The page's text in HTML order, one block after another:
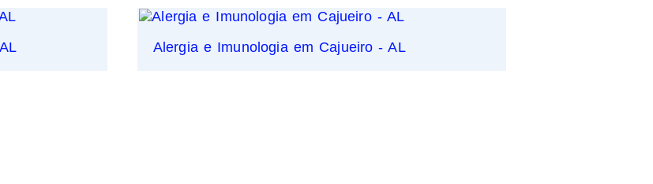
Alergia e Imunologia em Cajueiro - AL